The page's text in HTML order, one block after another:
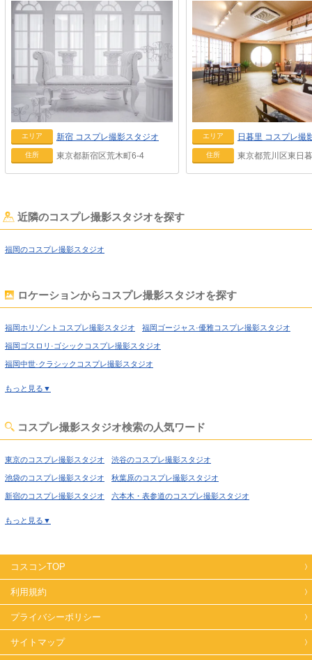
エリア 新宿 コスプレ撮影スタジオ
住所 東京都新宿区荒木町6-4
エリア 日暮里 コスプレ撮
住所 東京都荒川区東日
近隣のコスプレ撮影スタジオを探す
福岡のコスプレ撮影スタジオ
ロケーションからコスプレ撮影スタジオを探す
福岡ホリゾントコスプレ撮影スタジオ 福岡ゴージャス·優雅コスプレ撮影スタジオ
福岡ゴスロリ·ゴシックコスプレ撮影スタジオ
福岡中世·クラシックコスプレ撮影スタジオ
福岡猫足·バスタブコスプレ撮影スタジオ
福岡屋上·バルコニーコスプレ撮影スタジオ
福岡アイドルステージコスプレ撮影スタジオ 福岡廃墟·工場跡コスプレ撮影スタジオ
福岡大正ロマン·昭和レトロコスプレ撮影スタジオ
福岡カフェ·レストラン·バーコスプレ撮影スタジオ
福岡病院·保健室コスプレ撮影スタジオ 福岡教室·学校コスプレ撮影スタジオ
福岡サイバー·SF近未来コスプレ撮影スタジオ
福岡クロマキー撮影コスプレ撮影スタジオ
福岡海·ビーチ·川コスプレ撮影スタジオ 福岡スチームパンクコスプレ撮影スタジオ
もっと見る▼
コスプレ撮影スタジオ検索の人気ワード
東京のコスプレ撮影スタジオ 渋谷のコスプレ撮影スタジオ
池袋のコスプレ撮影スタジオ 秋葉原のコスプレ撮影スタジオ
新宿のコスプレ撮影スタジオ 六本木・表参道のコスプレ撮影スタジオ
上野のコスプレ撮影スタジオ
日暮里のコスプレ撮影スタジオ
飯田橋のコスプレ撮影スタジオ 北千住のコスプレ撮影スタジオ
世田谷のコスプレ撮影スタジオ
蒲田のコスプレ撮影スタジオ
もっと見る▼
コスコンTOP
利用規約
プライバシーポリシー
サイトマップ